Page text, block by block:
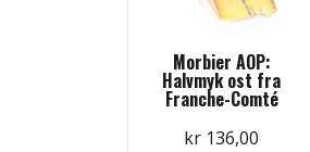
Morbier AOP:
Halvmyk ost fra
Franche-Comté
kr 136,00